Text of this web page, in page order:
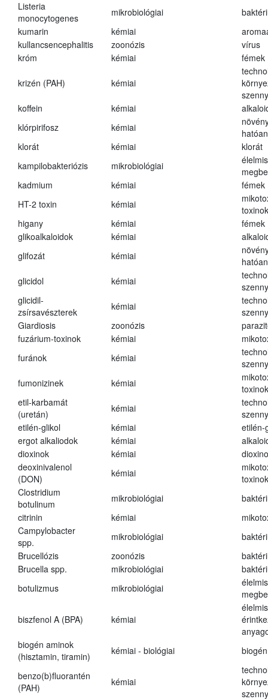
Listeria
monocytogenes
mikrobiológiai
kumarin
kémiai
kullancsencephalitis
zoonózis
vírus
króm
kémiai fémek
krizén (PAH) kémiai
koffein
kémiai
klórpirifosz
kémiai
klorát
kémiai
klorát
kampilobakteriózis
mikrobiológiai
kadmium
kémiai
fémek
HT-2 toxin
kémiai
toxinok
higany
kémiai
fémek
glikoalkaloidok
kémiai
glifozát
kémiai
glicidol
kémiai
glicidil-
zsírsavészterek
kémiai
Giardiosis
zoonózis
fuzárium-toxinok
kémiai
furánok
kémiai
fumonizinek
kémiai
toxinok
etil-karbamát
(uretán)
kémiai
etilén-glikol
kémiai
etilén-
ergot alkaliodok
kémiai
dioxinok
kémiai
deoxinivalenol
(DON)
kémiai
toxinok
Clostridium
botulinum
mikrobiológiai
citrinin
kémiai
Campylobacter
spp.
mikrobiológiai
Brucellózis
zoonózis
Brucella spp.
mikrobiológiai
botulizmus
mikrobiológiai
biszfenol A (BPA) kémiai
biogén aminok
(hisztamin, tiramin)
kémiai - biológiai
benzo(b)fluorantén
(PAH)
kémiai